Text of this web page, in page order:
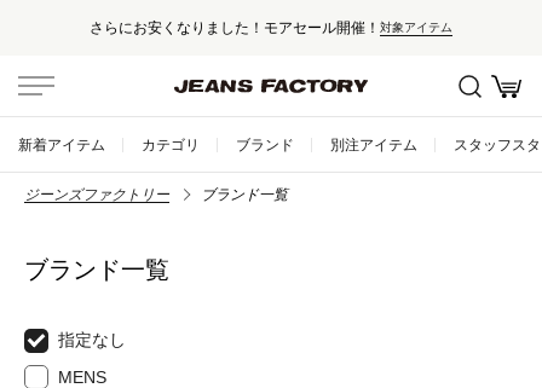
さらにお安くなりました！モアセール開催！ 対象アイテム
新着アイテム カテゴリ ブランド 別注アイテム スタッフス
ジーンズファクトリー ブランド一覧
ブランド一覧
指定なし
MENS